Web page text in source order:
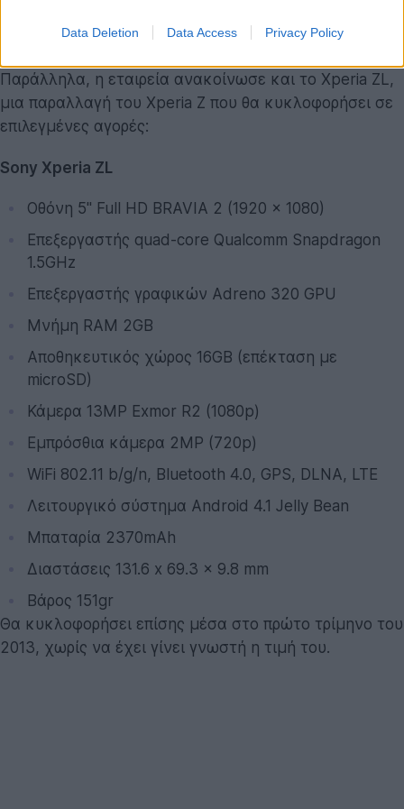
Data Deletion Data Access Privacy Policy
Παράλληλα, η εταιρεία ανακοίνωσε και το Xperia ZL,
μια παραλλαγή του Xperia Z που θα κυκλοφορήσει σε
επιλεγμένες αγορές:
Sony Xperia ZL
Οθόνη 5'' Full HD BRAVIA 2 (1920 x 1080)
Επεξεργαστής quad-core Qualcomm Snapdragon
1.5GHz
Επεξεργαστής γραφικών Adreno 320 GPU
Μνήμη RAM 2GB
Αποθηκευτικός χώρος 16GB (επέκταση με
microSD)
Κάμερα 13MP Exmor R2 (1080p)
Εμπρόσθια κάμερα 2MP (720p)
WiFi 802.11 b/g/n, Bluetooth 4.0, GPS, DLNA, LTE
Λειτουργικό σύστημα Android 4.1 Jelly Bean
Μπαταρία 2370mAh
Διαστάσεις 131.6 x 69.3 x 9.8 mm
Βάρος 151gr
Θα κυκλοφορήσει επίσης μέσα στο πρώτο τρίμηνο του
2013, χωρίς να έχει γίνει γνωστή η τιμή του.